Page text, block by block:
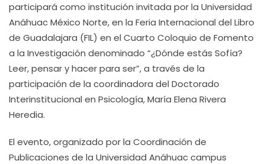
participará como institución invitada por la Universidad
Anáhuac México Norte, en la Feria Internacional del Libro
de Guadalajara (FIL) en el Cuarto Coloquio de Fomento
a la Investigación denominado “¿Dónde estás Sofía?
Leer, pensar y hacer para ser”, a través de la
participación de la coordinadora del Doctorado
Interinstitucional en Psicología, María Elena Rivera
Heredia.
El evento, organizado por la Coordinación de
Publicaciones de la Universidad Anáhuac campus